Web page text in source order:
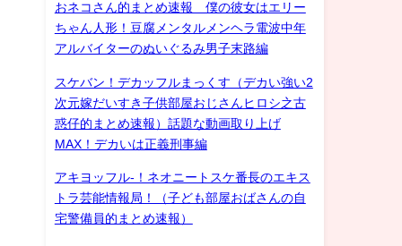
おネコさん的まとめ速報 僕の彼女はエリー
ちゃん人形！豆腐メンタルメンヘラ電波中年
アルバイターのぬいぐるみ男子末路編
スケバン！デカッフルまっくす（デカい強い2
次元嫁だいすき子供部屋おじさんヒロシ之古
惑仔的まとめ速報）話題な動画取り上げ
MAX！デカいは正義刑事編
アキヨッフル-！ネオニートスケ番長のエキス
トラ芸能情報局！（子ども部屋おばさんの自
宅警備員的まとめ速報）